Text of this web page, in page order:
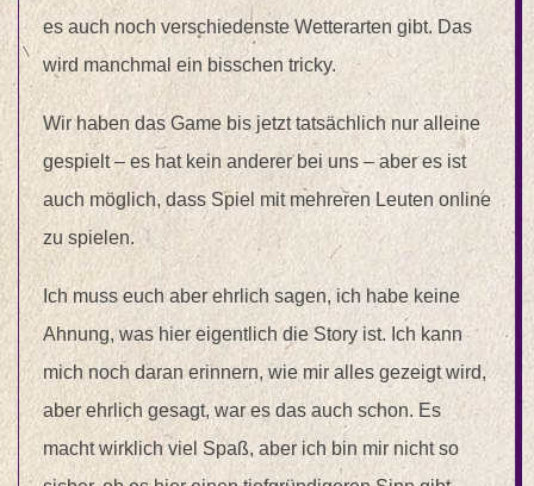
es auch noch verschiedenste Wetterarten gibt. Das
wird manchmal ein bisschen tricky.
Wir haben das Game bis jetzt tatsächlich nur alleine
gespielt – es hat kein anderer bei uns – aber es ist
auch möglich, dass Spiel mit mehreren Leuten online
zu spielen.
Ich muss euch aber ehrlich sagen, ich habe keine
Ahnung, was hier eigentlich die Story ist. Ich kann
mich noch daran erinnern, wie mir alles gezeigt wird,
aber ehrlich gesagt, war es das auch schon. Es
macht wirklich viel Spaß, aber ich bin mir nicht so